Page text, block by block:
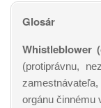
Glosár
Whistleblower
(protiprávnu,
orgánu činnému